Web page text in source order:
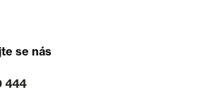
se nás
444